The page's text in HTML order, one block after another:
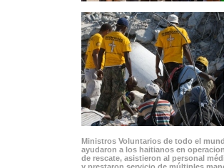
Ministros Voluntarios de todo el
ayudaron a los haitianos en
de rescate, asistieron al personal